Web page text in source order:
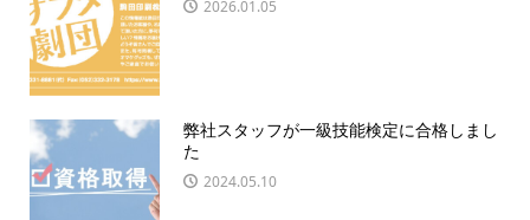
2026.01.05
弊社スタッフが一級技能検定に合格しまし
た
2024.05.10